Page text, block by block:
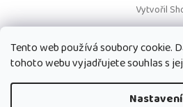
Tento web používá soubory cookie.
tohoto webu vyjadřujete souhlas s
Nastavení
Vytvořil
Copyright 2026Paruky Jilly Lenau